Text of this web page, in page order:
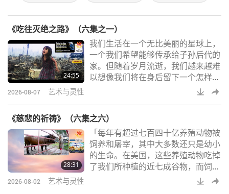
《吃往灭绝之路》（六集之一）
24:55
我们生活在一个无比美丽的星球上，
一个我们希望能够传承给子孙后代的
家。但随着岁月流逝，我们越来越难
以想像我们将在身后留下一个怎样的
2026-08-07 艺术与灵性
《慈悲的祈祷》（六集之六）
28:31
「每年有超过七百四十亿养殖动物被
饲养和屠宰，其中大多数还只是幼小
的生命。在美国，这些养殖动物吃掉
了我们所种植的近七成谷物，而饲养
他们用掉了八成以上的水资源，以及
2026-08-02 艺术与灵性